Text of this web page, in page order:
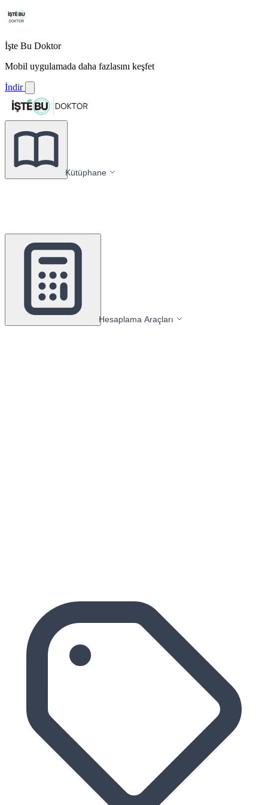
İşte Bu Doktor
Mobil uygulamada daha fazlasını keşfet
İndir
Kütüphane
Hesaplama Araçları